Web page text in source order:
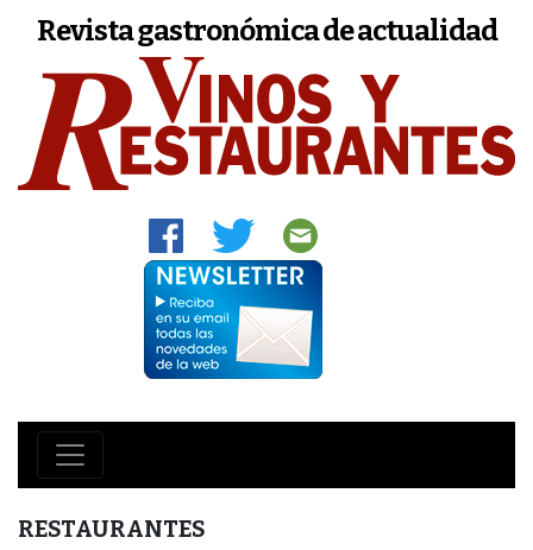
Revista gastronómica de actualidad
RESTAURANTES